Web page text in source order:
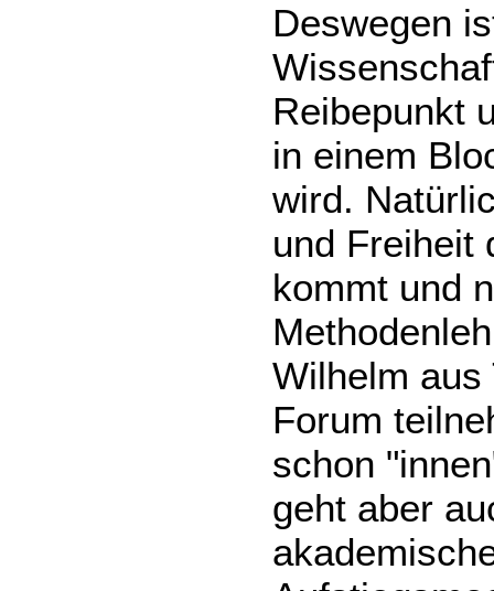
Deswegen
Reibepunkt
in einem
wird.
und Freiheit
kommt und
Wilhelm
Forum
schon
geht aber